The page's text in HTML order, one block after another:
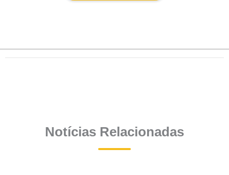
Notícias Relacionadas